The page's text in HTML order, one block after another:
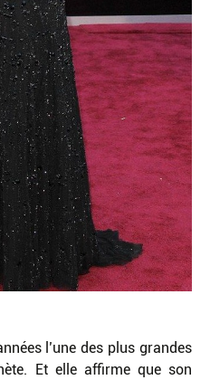
l’une des plus grandes
Et elle affirme que son